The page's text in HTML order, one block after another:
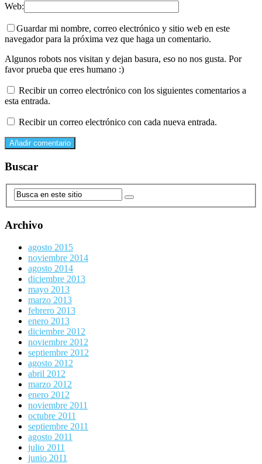
Web:
Guardar mi nombre, correo electrónico y sitio web en este
navegador para la próxima vez que haga un comentario.
Algunos robots nos visitan y dejan basura, eso no nos gusta. Por
favor prueba que eres humano :)
Recibir un correo electrónico con los siguientes comentarios a
esta entrada.
Recibir un correo electrónico con cada nueva entrada.
Buscar
Archivo
agosto 2015
noviembre 2014
agosto 2014
diciembre 2013
mayo 2013
marzo 2013
febrero 2013
enero 2013
diciembre 2012
noviembre 2012
septiembre 2012
agosto 2012
abril 2012
marzo 2012
enero 2012
noviembre 2011
octubre 2011
septiembre 2011
agosto 2011
julio 2011
junio 2011